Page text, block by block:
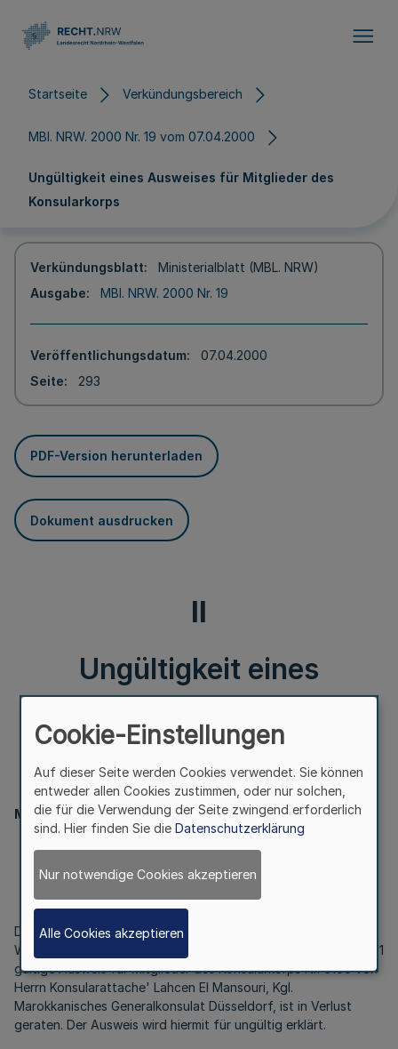
Startseite Verkündungsbereich
MBl. NRW. 2000 Nr. 19 vom 07.04.2000
Ungültigkeit eines Ausweises für Mitglieder des
Konsularkorps
Verkündungsblatt
Ministerialblatt (MBL. NRW)
Ausgabe
MBl. NRW. 2000 Nr. 19
Veröffentlichungsdatum
07.04.2000
Seite
293
PDF-Version herunterladen
Dokument ausdrucken
II
Ungültigkeit eines
des Konsularkorps
Ministerpräsident
Ungültigkeit eines Ausweises für Mitglieder des
Bek. d. Ministerpräsidenten v. 28.2.2000 ASAB-433.3-25
Der von dem Ministerpräsidenten des Landes Nordrhein-
Westfalen am 8. Mai 1995 ausgestellte und bis zum 8. Mai 2001
gültige Ausweis für Mitglieder des Konsularkorps Nr. 6100 von
Herrn Konsularattache' Lahcen El Mansouri, Kgl.
Marokkanisches Generalkonsulat Düsseldorf, ist in Verlust
geraten. Der Ausweis wird hiermit für ungültig erklärt.
Cookie-Einstellungen
Auf dieser Seite werden Cookies verwendet. Sie können
entweder allen Cookies zustimmen, oder nur solchen,
die für die Verwendung der Seite zwingend erforderlich
sind. Hier finden Sie die Datenschutzerklärung
Nur notwendige Cookies akzeptieren
Alle Cookies akzeptieren